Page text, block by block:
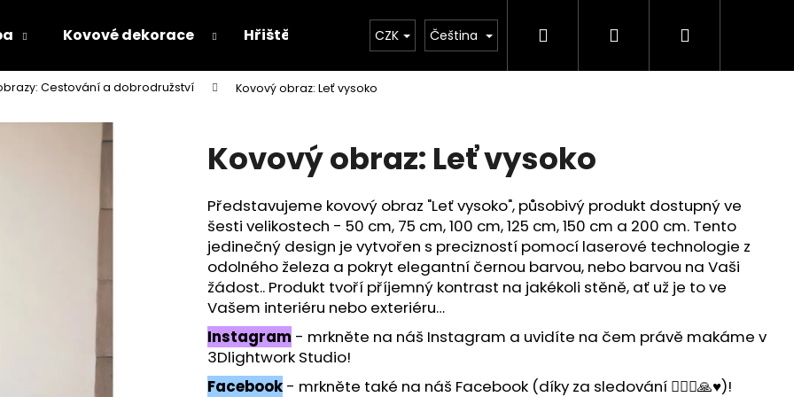
Kovové dekorace Hřiště Proces výroby našich výrobků Vlastní design - Váš
CZK Čeština Hledat PřihlášeníNákupní
Cestování a dobrodružství Kovový obraz: Leť vysoko
Kovový obraz: Leť vysoko
Představujeme kovový obraz "Leť vysoko", působivý produkt dostupný ve
šesti velikostech - 50 cm, 75 cm, 100 cm, 125 cm, 150 cm a 200 cm. Tento
jedinečný design je vytvořen s precizností pomocí laserové technologie z
odolného železa a pokryt elegantní černou barvou, nebo barvou na Vaši
žádost.. Produkt tvoří příjemný kontrast na jakékoli stěně, ať už je to ve
Vašem interiéru nebo exteriéru…
Instagram - mrkněte na náš Instagram a uvidíte na čem právě makáme v
3Dlightwork Studio!
Facebook - mrkněte také na náš Facebook (díky za sledování 🙋🏻‍♂️🙏♥️)!
Co potřebujete najít?
HLEDAT
Doporučujeme